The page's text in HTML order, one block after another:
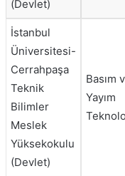
(Devlet)
İstanbul
Üniversitesi-
Cerrahpaşa
Teknik
Bilimler
Meslek
Yüksekokulu
(Devlet)
Basım
Yayım